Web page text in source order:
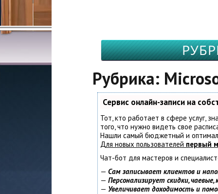
Рубрика:
Сервис онлайн-записи на
Тот, кто работает в сфере услуг,
того, что нужно видеть свое
Нашли самый бюджетный и
Для новых пользователей первый
Чат-бот для мастеров и
— Сам записывает клиентов и
— Персонализирует скидки,
— Увеличивает доходимость и